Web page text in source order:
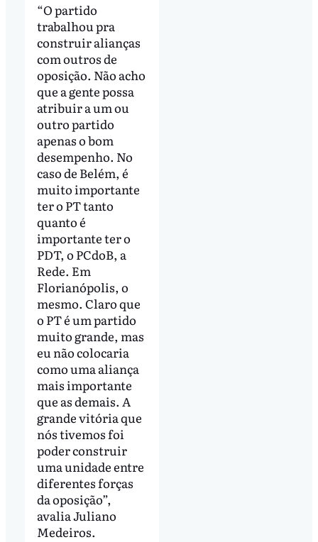
“O partido
trabalhou pra
construir alianças
com outros de
oposição. Não acho
que a gente possa
atribuir a um ou
outro partido
apenas o bom
desempenho. No
caso de Belém, é
muito importante
ter o PT tanto
quanto é
importante ter o
PDT, o PCdoB, a
Rede. Em
Florianópolis, o
mesmo. Claro que
o PT é um partido
muito grande, mas
eu não colocaria
como uma aliança
mais importante
que as demais. A
grande vitória que
nós tivemos foi
poder construir
uma unidade entre
diferentes forças
da oposição”,
avalia Juliano
Medeiros.